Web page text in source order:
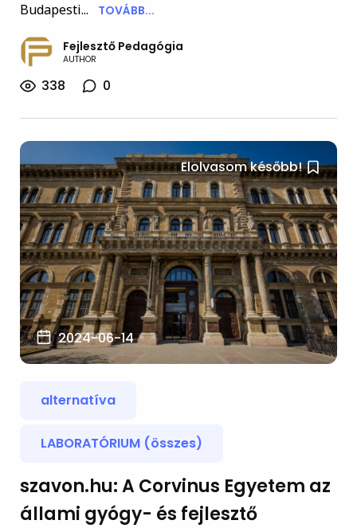
Budapesti...
TOVÁBB...
Fejlesztő Pedagógia
AUTHOR
338 0
Elolvasom később!
2024-06-14
alternatíva
LABORATÓRIUM (összes)
szavon.hu: A Corvinus Egyetem az
állami gyógy- és fejlesztő